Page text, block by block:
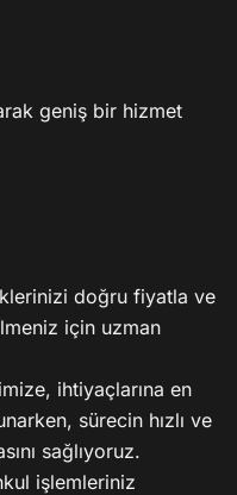
geniş bir hizmet
doğru fiyatla ve
için uzman
ihtiyaçlarına en
sürecin hızlı ve
sağlıyoruz.
işlemleriniz